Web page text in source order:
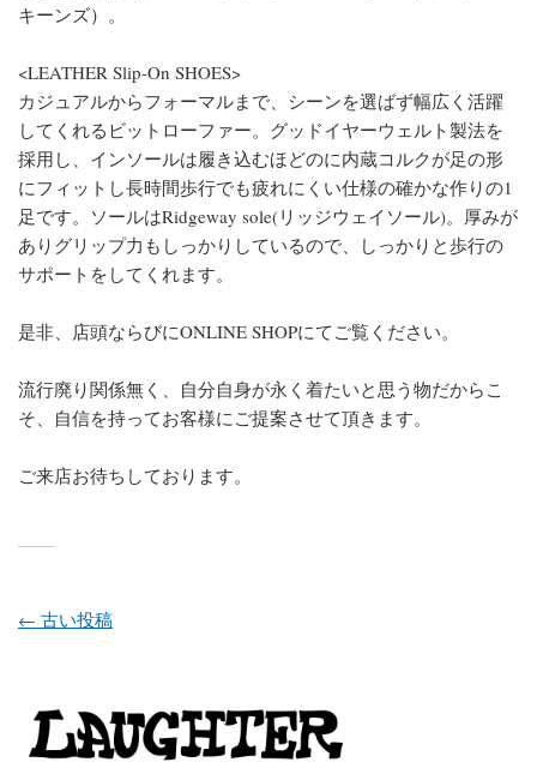
キーンズ）。
<LEATHER Slip-On SHOES>
カジュアルからフォーマルまで、シーンを選ばず幅広く活躍
してくれるビットローファー。グッドイヤーウェルト製法を
採用し、インソールは履き込むほどのに内蔵コルクが足の形
にフィットし長時間歩行でも疲れにくい仕様の確かな作りの1
足です。ソールはRidgeway sole(リッジウェイソール)。厚みが
ありグリップ力もしっかりしているので、しっかりと歩行の
サポートをしてくれます。
是非、店頭ならびにONLINE SHOPにてご覧ください。
流行廃り関係無く、自分自身が永く着たいと思う物だからこ
そ、自信を持ってお客様にご提案させて頂きます。
ご来店お待ちしております。
投稿ナビゲーション
← 古い投稿